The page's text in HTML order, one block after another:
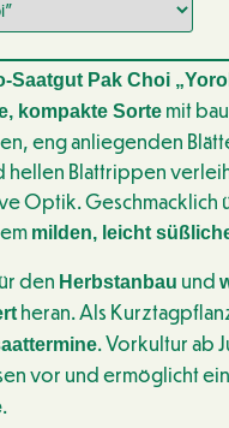
Saatgut Pak Choi
kompakte Sorte mit
eng anliegenden
hellen Blattrippen
Optik. Geschmacklich
milden, leicht
den Herbstanbau und
heran. Als
. Vorkultur ab
vor und ermöglicht
.